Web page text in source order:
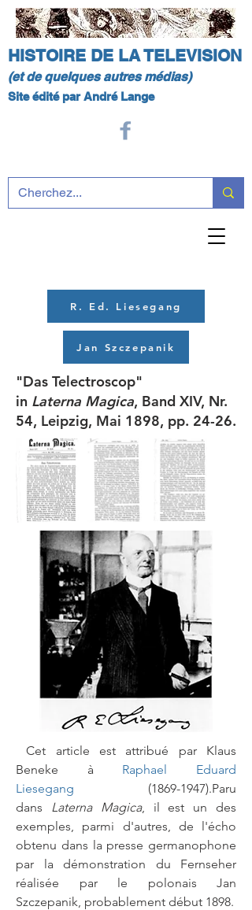
HISTOIRE DE LA TELEVISION
(et de quelques autres médias)
Site édité par André Lange
R. Ed. Liesegang
Jan Szczepanik
"Das Telectroscop"
in Laterna Magica, Band XIV, Nr.
54, Leipzig, Mai 1898, pp. 24-26.
Cet article est attribué par Klaus
Beneke à Raphael Eduard
Liesegang
(1869-1947).Paru
dans Laterna Magica, il est un des
exemples, parmi d'autres, de l'écho
obtenu dans la presse germanophone
par la démonstration du Fernseher
réalisée par le polonais Jan
Szczepanik, probablement début 1898.